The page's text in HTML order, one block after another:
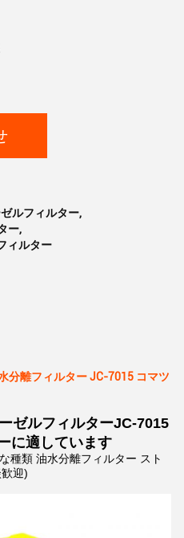
ルフィルター,
ー,
ィルター
分離フィルター JC-7015 コマツ
ゼルフィルターJC-7015
に適しています
種類 油水分離フィルター スト
迎)